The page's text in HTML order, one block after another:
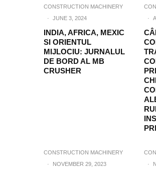
CONSTRUCTION MACHINERY
·
JUNE 3, 2024
INDIA, AFRICA, MEXIC
SI ORIENTUL
MIJLOCIU: JURNALUL
DE BORD AL MB
CRUSHER
·
CONSTRUCTION MACHINERY
·
NOVEMBER 29, 2023
·